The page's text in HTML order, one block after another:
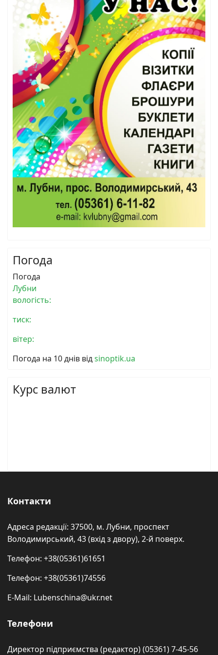
Погода
Погода
Лубни
вологість:
тиск:
вітер:
Погода на 10 днів відsinoptik.ua
Курс валют
Контакти
Адреса редакції: 37500, м. Лубни, проспект
Володимирський, 43 (вхід з двору), 2-й поверх.
Телефон: +38(05361)61651
Телефон: +38(05361)74556
E-Mail: Lubenschina@ukr.net
Телефони
Директор підприємства (редактор) (05361) 7-45-56